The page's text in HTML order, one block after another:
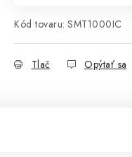
Kód tovaru: SMT1000IC
Tlač Opýtať sa